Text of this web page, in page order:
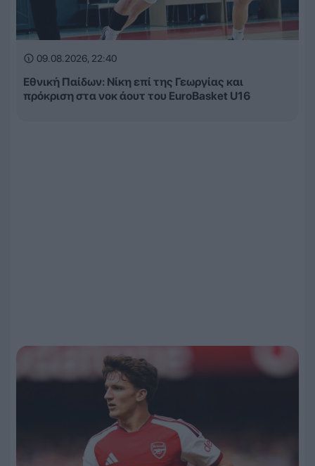
09.08.2026, 22:40
Εθνική Παίδων: Νίκη επί της Γεωργίας και
πρόκριση στα νοκ άουτ του EuroBasket U16